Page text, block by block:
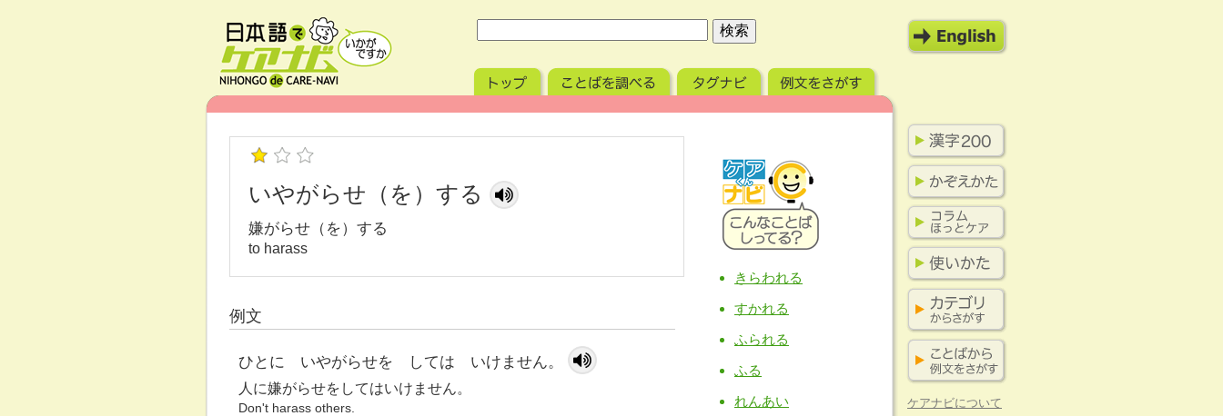
いやがらせ（を）する
嫌がらせ（を）する
to harass
例文
ひとに いやがらせを しては いけません。
人に嫌がらせをしてはいけません。
Don't harass others.
きらわれる
すかれる
ふられる
ふる
れんあい
ケアナビについて